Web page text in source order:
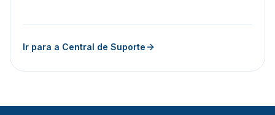
Ir para a Central de Suporte